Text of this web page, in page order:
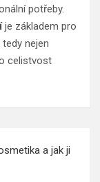
potřeby.
je základem pro
nejen
celistvost
a jak ji